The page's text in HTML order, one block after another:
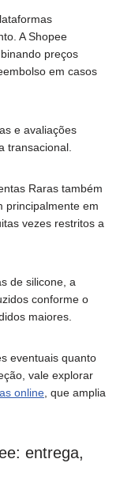
A Shopee
preços
em casos
e avaliações
transacional.
Raras também
principalmente em
vezes restritos a
de silicone, a
conforme o
maiores.
eventuais quanto
vale explorar
online , que amplia
entrega,